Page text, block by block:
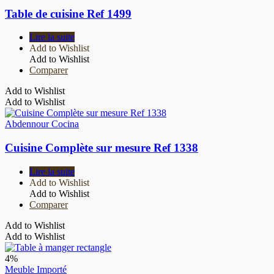
Table de cuisine Ref 1499
Lire la suite
Add to Wishlist
Add to Wishlist
Comparer
Add to Wishlist
Add to Wishlist
Abdennour Cocina
Cuisine Complète sur mesure Ref 1338
Lire la suite
Add to Wishlist
Add to Wishlist
Comparer
Add to Wishlist
Add to Wishlist
4%
Meuble Importé